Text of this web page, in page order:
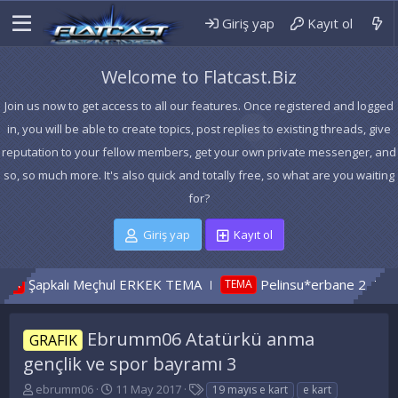
Giriş yap Kayıt ol
Welcome to Flatcast.Biz
Join us now to get access to all our features. Once registered and logged
in, you will be able to create topics, post replies to existing threads, give
reputation to your fellow members, get your own private messenger, and
so, so much more. It's also quick and totally free, so what are you waiting
for?
Giriş yap Kayıt ol
Şapkalı Meçhul ERKEK TEMA TEMA Pelinsu*erbane 2 TEMA
GRAFIK
Ebrumm06 Atatürkü anma
gençlik ve spor bayramı 3
K
ebrumm06
B11 May 2017
E19 mayıs e kart e kart